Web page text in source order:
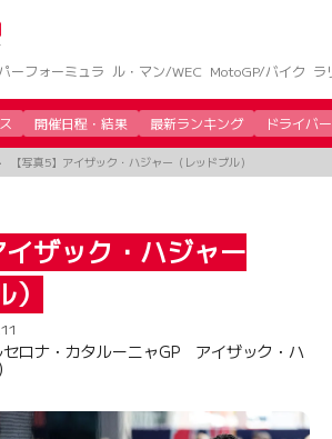
ーフォーミュラ ル・マン/WEC MotoGP/バイク ラ
開催日程・結果 最新ランキング ドライバー
【写真5】アイザック・ハジャー（レッドブル）
イザック・ハジャー
ロナ・カタルーニャGP アイザック・ハ